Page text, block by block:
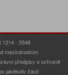
1214 - 5548
mezinárodním
předpisy o ochraně
jakékoliv části